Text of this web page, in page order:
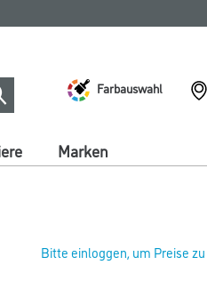
Farbauswahl
Marken
Bitte einloggen, um Preise